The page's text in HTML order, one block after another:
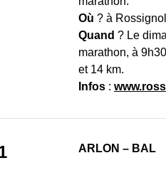
Où ? à Rossignol
Quand ? Le
marathon, à
et 14 km.
Infos :
ARLON – BAL